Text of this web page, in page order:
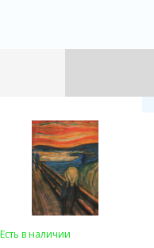
Есть в наличии